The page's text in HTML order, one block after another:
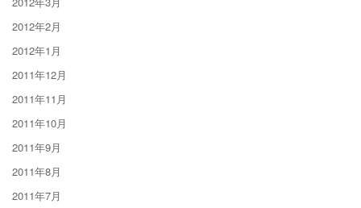
2012年2月
2012年1月
2011年12月
2011年11月
2011年10月
2011年9月
2011年8月
2011年7月